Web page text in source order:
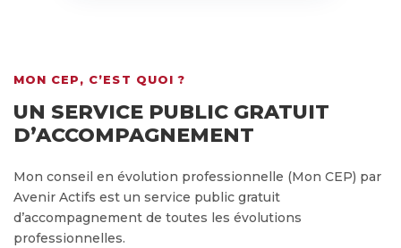
MON CEP, C’EST QUOI ?
UN SERVICE PUBLIC GRATUIT
D’ACCOMPAGNEMENT
Mon conseil en évolution professionnelle (Mon CEP) par
Avenir Actifs est un service public gratuit
d’accompagnement de toutes les évolutions
professionnelles.